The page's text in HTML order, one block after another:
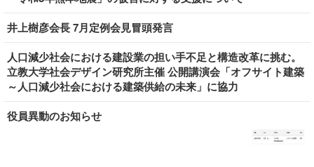
井上樹彦会長 7月定例会見冒頭発言
人口減少社会における建設業の担い手不足と構造改革に挑む。
立教大学社会デザイン研究所主催 公開講演会「オフサイト建築
～人口減少社会における建築供給の未来」に協力
役員異動のお知らせ